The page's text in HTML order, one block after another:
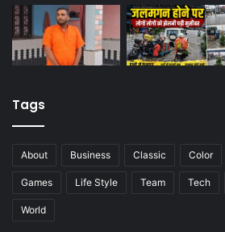
Tags
About Business Classic Color
Games Life Style Team Tech
World